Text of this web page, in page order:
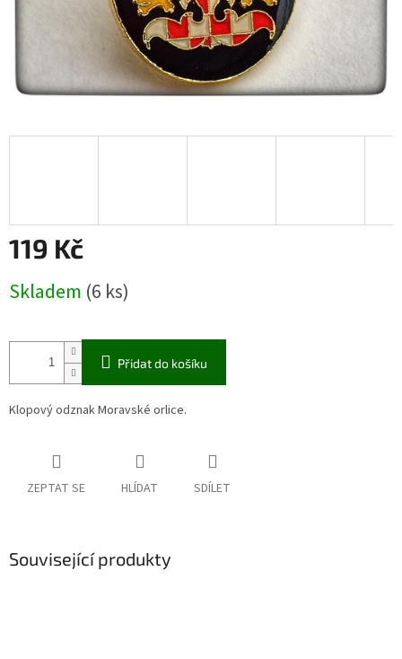
119 Kč
cena:
Skladem (6 ks)
Přidat do košíku
Klopový odznak Moravské orlice.
ZEPTAT SE HLÍDAT SDÍLET
Související produkty